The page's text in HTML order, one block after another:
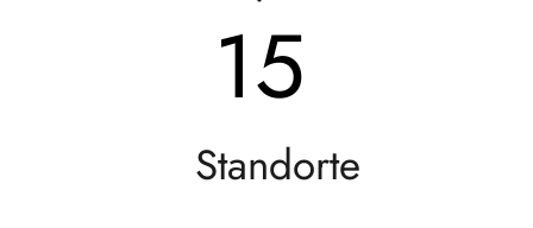
15
Standorte